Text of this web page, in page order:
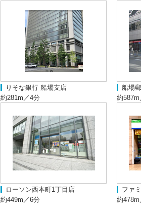
りそな銀行 船場支店
約281m／4分
船場
約587m
ローソン西本町1丁目店
約449m／6分
ファ
約478m